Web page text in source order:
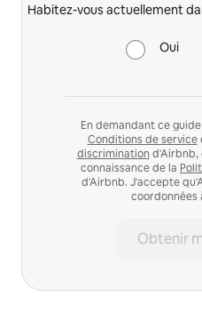
Habitez-vous actuellement
Oui
En demandant ce
Conditions de service
discrimination d'Airbnb,
connaissance de la
d'Airbnb. J'accepte
coordonnées
Obtenir